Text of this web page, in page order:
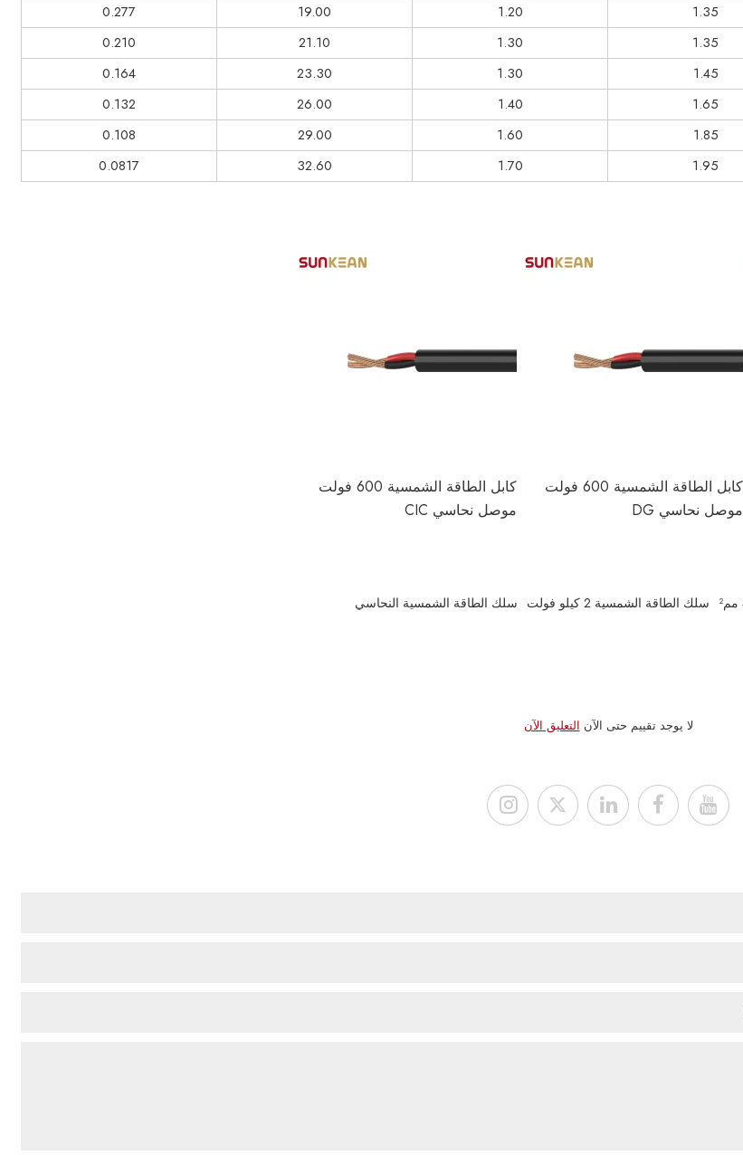
1.35
1.20
19.00
0.277
1.35
1.30
21.10
0.210
1.45
1.30
23.30
0.164
1.65
1.40
26.00
0.132
1.85
1.60
29.00
0.108
1.95
1.70
32.60
0.0817
كابل الطاقة الشمسية 600 فولت
موصل نحاسي DG
كابل الطاقة الشمسية 600 فولت
موصل نحاسي CIC
سلك الطاقة الشمسية 2 كيلو فولت سلك الطاقة الشمسية النحاسي
لا يوجد تقييم حتى الآن التعليق الآن